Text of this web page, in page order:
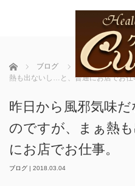
ホーム ブログ
昨日から風邪気
熱も出ないし…と、普通にお店でお仕
昨日から風邪気味
のですが、まぁ熱
にお店でお仕事。
ブログ | 2018.03.04